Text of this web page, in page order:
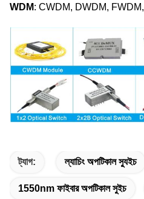
WDM: CWDM, DWDM, FWDM,
ট্যাগ: ল্যাচিং অপটিকাল স্যুইচ
1550nm ফাইবার অপটিকাল সুইচ